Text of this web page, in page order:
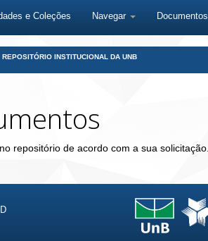
e Coleções Navegar Documentos
REPOSITÓRIO INSTITUCIONAL DA UNB
repositório de acordo com a sua solicitação.